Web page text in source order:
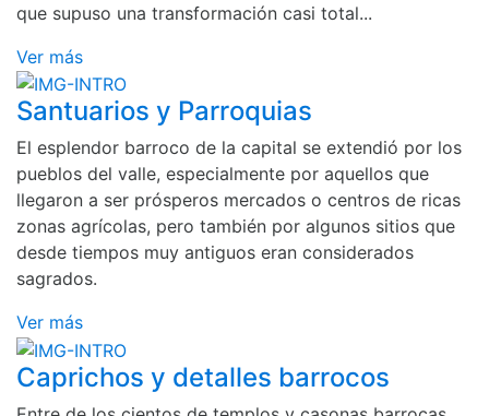
que supuso una transformación casi total...
Ver más
Santuarios y Parroquias
El esplendor barroco de la capital se extendió por los
pueblos del valle, especialmente por aquellos que
llegaron a ser prósperos mercados o centros de ricas
zonas agrícolas, pero también por algunos sitios que
desde tiempos muy antiguos eran considerados
sagrados.
Ver más
Caprichos y detalles barrocos